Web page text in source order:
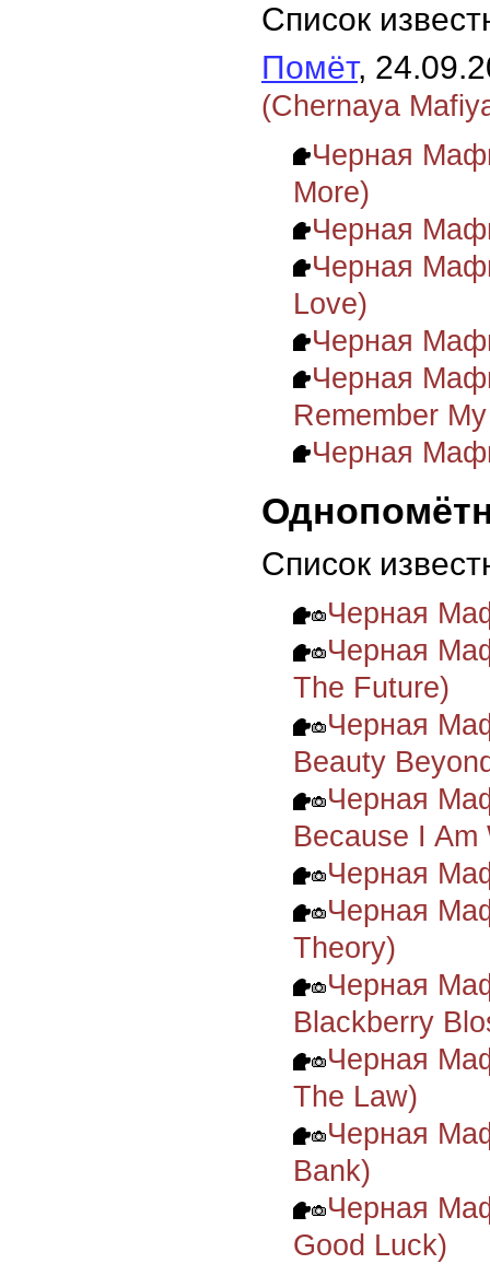
Список
Помёт,
(Chernaya
Черная
More)
Черная
Черная
Love)
Черная
Черная
Remember
Черная
Список
Черная
Черная
The Future)
Черная
Beauty
Черная
Because I Am
Черная
Черная
Theory)
Черная
Blackberry
Черная
The Law)
Черная
Bank)
Черная
Good Luck)